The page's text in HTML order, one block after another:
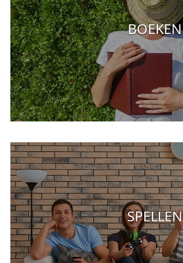
BOEKEN
SPELLEN